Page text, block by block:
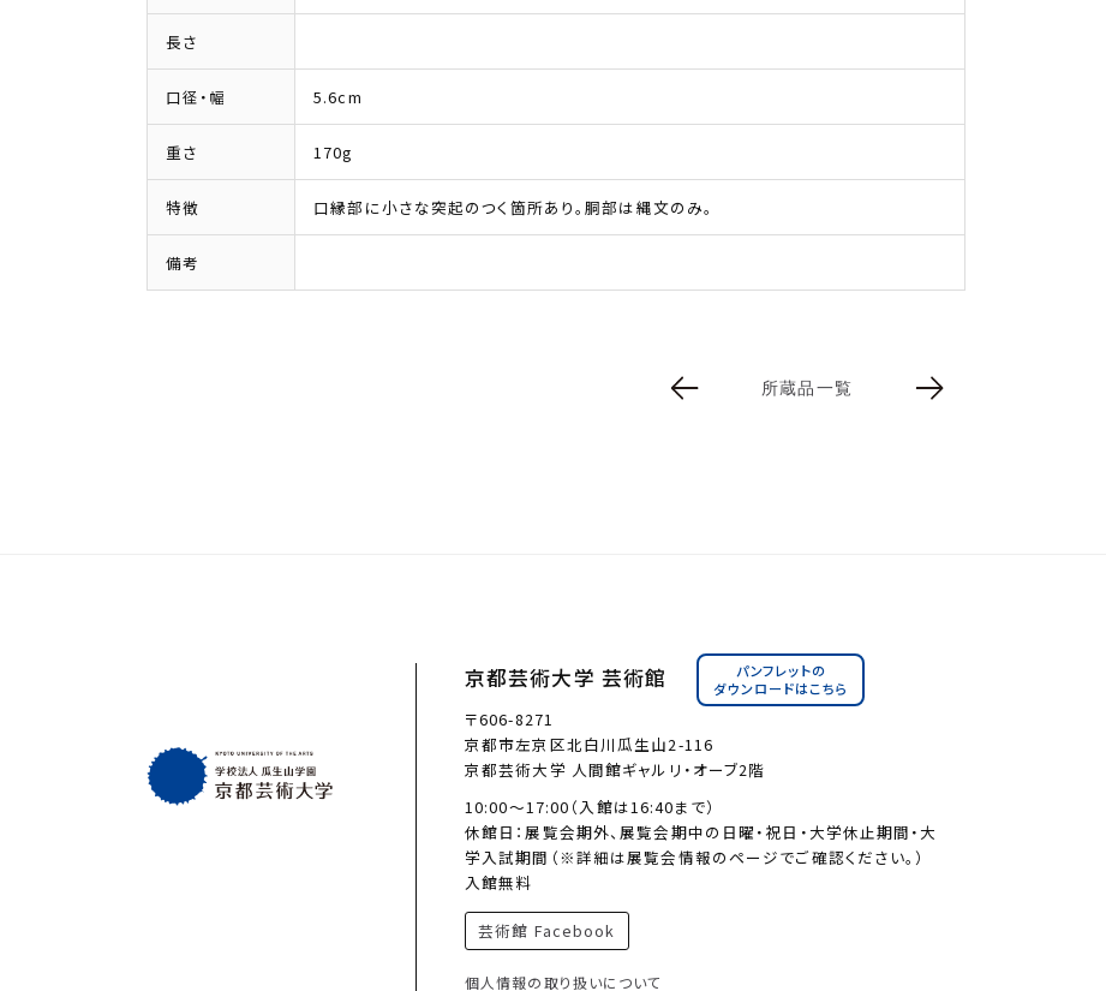
長さ
口径・幅 5.6cm
重さ 170g
特徴 口縁部に小さな突起のつく箇所あり。胴部は縄文のみ。
備考
所蔵品一覧
京都芸術大学 芸術館
パンフレットの
ダウンロードはこちら
〒606-8271
京都市左京区北白川瓜生山2-116
京都芸術大学 人間館ギャルリ・オーブ2階
10:00〜17:00（入館は16:40まで）
休館日：展覧会期外、展覧会期中の日曜・祝日・大学休止期間・大
学入試期間（※詳細は展覧会情報のページでご確認ください。）
入館無料
芸術館 Facebook
個人情報の取り扱いについて